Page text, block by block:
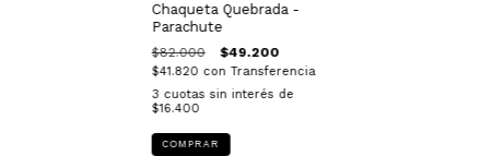
Chaqueta Quebrada -
Parachute
$82.000 $49.200
$41.820 con Transferencia
3 cuotas sin interés de
$16.400
COMPRAR